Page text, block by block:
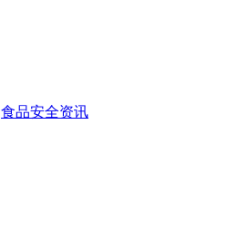
食品安全资讯